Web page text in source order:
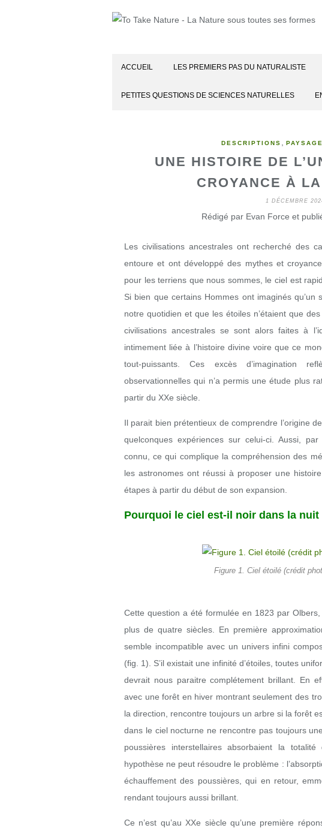
ACCUEIL LES PREMIERS PAS DU NATURALISTE
PETITES QUESTIONS DE SCIENCES NATURELLES
DESCRIPTIONS
UNE HISTOIRE DE
CROYANCE À
1 DÉCEMBRE
Rédigé par Evan Force et
Les civilisations ancestrales ont recherché des
entoure et ont développé des mythes et
pour les terriens que nous sommes, le ciel est
Si bien que certains Hommes ont imaginés
notre quotidien et que les étoiles n’étaient que
civilisations ancestrales se sont alors faites à
intimement liée à l’histoire divine voire que ce
tout-puissants. Ces excès d’imagination
observationnelles qui n’a permis une étude plus
partir du XXe siècle.
Il parait bien prétentieux de comprendre l’origine
quelconques expériences sur celui-ci. Aussi,
connu, ce qui complique la compréhension des
les astronomes ont réussi à proposer une
étapes à partir du début de son expansion.
Pourquoi le ciel est-il noir dans la nuit
Figure 1. Ciel étoilé (crédit
Cette question a été formulée en 1823 par
plus de quatre siècles. En première
semble incompatible avec un univers infini
(fig. 1). S’il existait une infinité d’étoiles, toutes
devrait nous paraitre complétement brillant. En
avec une forêt en hiver montrant seulement des
la direction, rencontre toujours un arbre si la forêt
dans le ciel nocturne ne rencontre pas toujours
poussières interstellaires absorbaient la
hypothèse ne peut résoudre le problème :
échauffement des poussières, qui en retour,
rendant toujours aussi brillant.
Ce n’est qu’au XXe siècle qu’une première